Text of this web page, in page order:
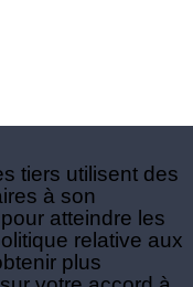
tiers utilisent des
à son
atteindre les
relative aux
plus